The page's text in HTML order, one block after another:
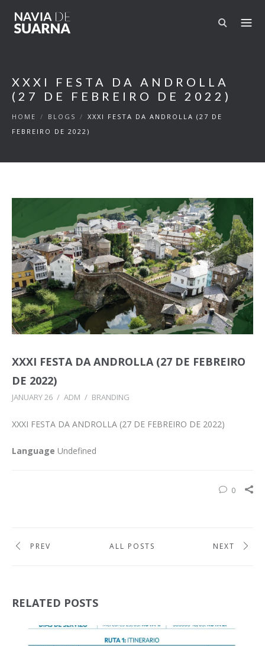
XXXI FESTA DA ANDROLLA
(27 DE FEBREIRO DE 2022)
HOME / BLOGS / XXXI FESTA DA ANDROLLA (27 DE
FEBREIRO DE 2022)
XXXI FESTA DA ANDROLLA (27 DE FEBREIRO
DE 2022)
JANUARY 26 / ADM / BRANDING
XXXI FESTA DA ANDROLLA (27 DE FEBREIRO DE 2022)
Language Undefined
0
PREV ALL POSTS NEXT
RELATED POSTS